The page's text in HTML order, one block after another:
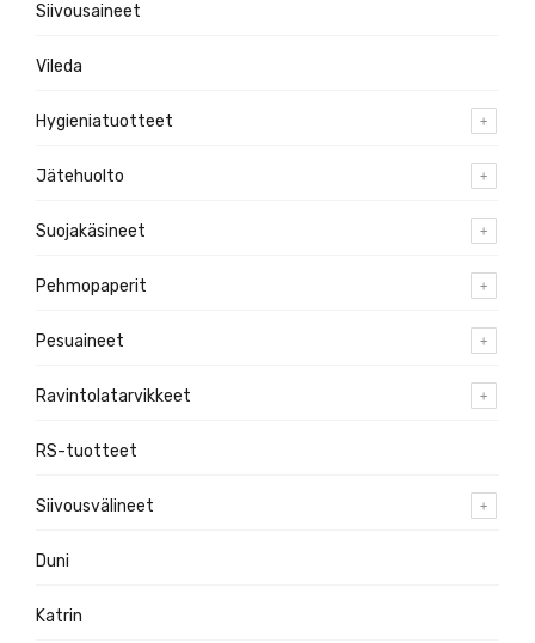
Siivousaineet
Vileda
Hygieniatuotteet
Jätehuolto
Suojakäsineet
Pehmopaperit
Pesuaineet
Ravintolatarvikkeet
RS-tuotteet
Siivousvälineet
Duni
Katrin